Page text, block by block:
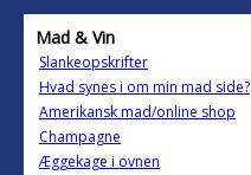
Mad & Vin
Slankeopskrifter
Hvad synes i om min mad side?
Amerikansk mad/online shop
Champagne
Æggekage i ovnen